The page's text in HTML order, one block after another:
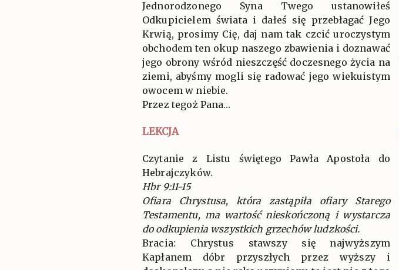
Jednorodzonego Syna Twego ustanowiłeś
Odkupicielem świata i dałeś się przebłagać Jego
Krwią, prosimy Cię, daj nam tak czcić uroczystym
obchodem ten okup naszego zbawienia i doznawać
jego obrony wśród nieszczęść doczesnego życia na
ziemi, abyśmy mogli się radować jego wiekuistym
owocem w niebie.
Przez tegoż Pana…
LEKCJA
Czytanie z Listu świętego Pawła Apostoła do
Hebrajczyków.
Hbr 9:11-15
Ofiara Chrystusa, która zastąpiła ofiary Starego
Testamentu, ma wartość nieskończoną i wystarcza
do odkupienia wszystkich grzechów ludzkości.
Bracia: Chrystus stawszy się najwyższym
Kapłanem dóbr przyszłych przez wyższy i